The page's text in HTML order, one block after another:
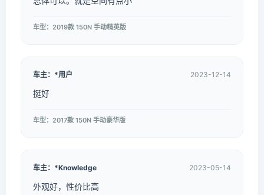
车型：2019款 150N 手动精英版
车主：*用户 2023-12-14
挺好
车型：2017款 150N 手动豪华版
车主：*Knowledge 2023-05-14
外观好，性价比高